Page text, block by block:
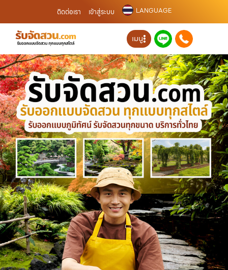
ติดต่อเรา เข้าสู่ระบบ LANGUAGE
เมนู